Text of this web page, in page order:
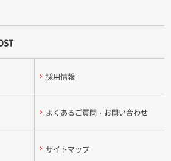
採用情報
よくあるご質問・お問い合わせ
サイトマップ